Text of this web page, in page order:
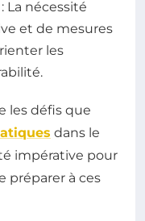
: La nécessité
et de mesures
les
les défis que
dans le
impérative pour
préparer à ces